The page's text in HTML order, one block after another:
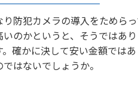
り防犯カメラの導入をためら
のかというと、そうではあ
。確かに決して安い金額では
はないでしょうか。